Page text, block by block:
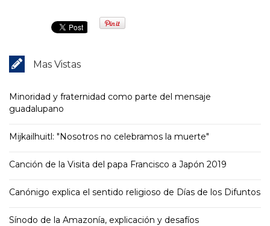
Mas Vistas
Minoridad y fraternidad como parte del mensaje
guadalupano
Mijkailhuitl: "Nosotros no celebramos la muerte"
Canción de la Visita del papa Francisco a Japón 2019
Canónigo explica el sentido religioso de Días de los Difuntos
Sínodo de la Amazonía, explicación y desafíos